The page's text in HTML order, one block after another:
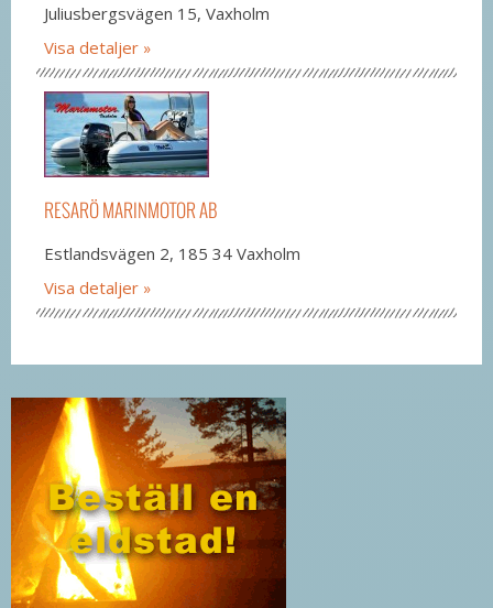
Juliusbergsvägen 15, Vaxholm
Visa detaljer
RESARÖ MARINMOTOR AB
Estlandsvägen 2, 185 34 Vaxholm
Visa detaljer